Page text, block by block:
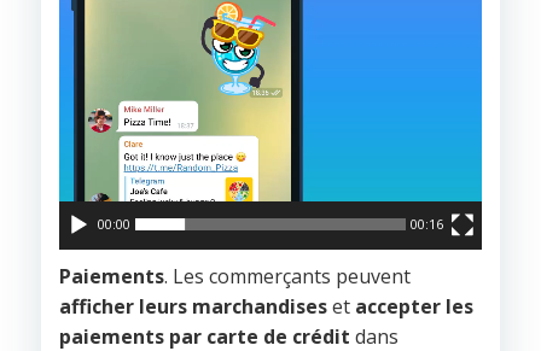
00:00 00:16
Paiements. Les commerçants peuvent
afficher leurs marchandiseset accepter les
paiements par carte de crédit dans